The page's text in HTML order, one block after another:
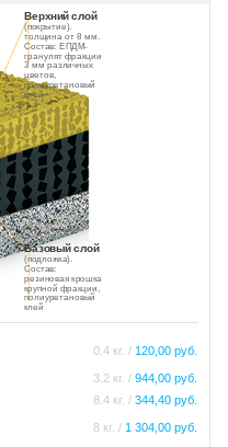
Базовый слой
(подложка).
Состав:
резиновая крошка
крупной фракции,
полиуретановый
клей
Верхний слой
(покрытие).
толщина от 8 мм.
Состав: ЕПДМ-
гранулят фракции
3 мм различных
цветов,
полиуретановый
клей
0.4 кг. / 120,00 руб.
3.2 кг. / 944,00 руб.
8.4 кг. / 344,40 руб.
8 кг. / 1 304,00 руб.